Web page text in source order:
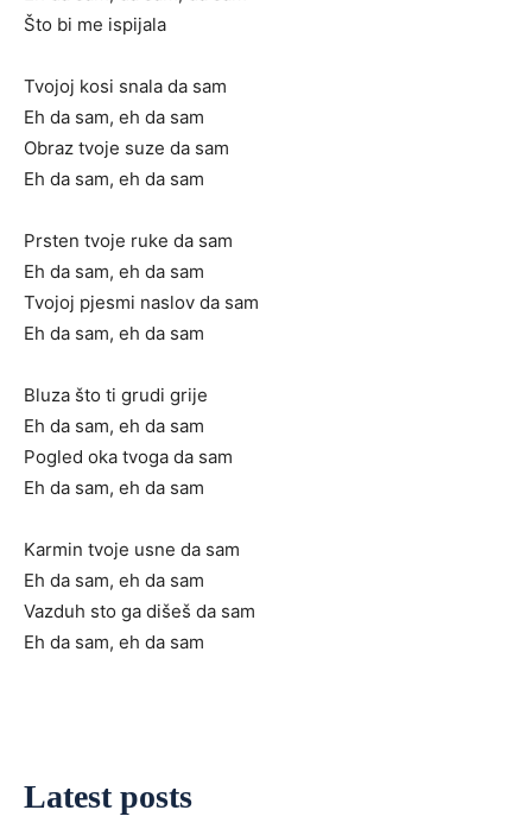
Što bi me ispijala
Tvojoj kosi snala da sam
Eh da sam, eh da sam
Obraz tvoje suze da sam
Eh da sam, eh da sam
Prsten tvoje ruke da sam
Eh da sam, eh da sam
Tvojoj pjesmi naslov da sam
Eh da sam, eh da sam
Bluza što ti grudi grije
Eh da sam, eh da sam
Pogled oka tvoga da sam
Eh da sam, eh da sam
Karmin tvoje usne da sam
Eh da sam, eh da sam
Vazduh sto ga dišeš da sam
Eh da sam, eh da sam
Latest posts